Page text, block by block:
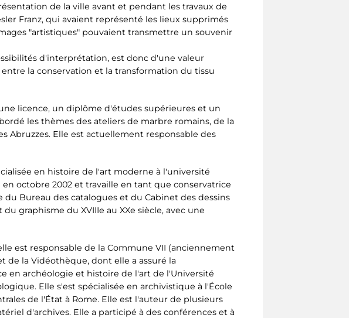
de la ville avant et pendant les travaux de
Franz, qui avaient représenté les lieux supprimés
"artistiques" pouvaient transmettre un souvenir
d'interprétation, est donc d'une valeur
la conservation et la transformation du tissu
licence, un diplôme d'études supérieures et un
les thèmes des ateliers de marbre romains, de la
Abruzzes. Elle est actuellement responsable des
en histoire de l'art moderne à l'université
octobre 2002 et travaille en tant que conservatrice
du Bureau des catalogues et du Cabinet des dessins
graphisme du XVIIIe au XXe siècle, avec une
est responsable de la Commune VII (anciennement
de la Vidéothèque, dont elle a assuré la
en archéologie et histoire de l'art de l'Université
Elle s'est spécialisée en archivistique à l'École
de l'État à Rome. Elle est l'auteur de plusieurs
d'archives. Elle a participé à des conférences et à